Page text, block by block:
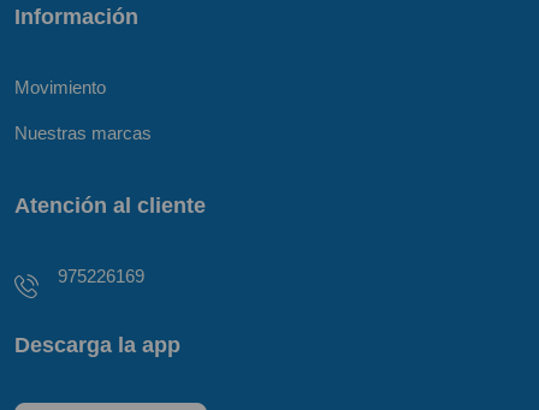
Información
Movimiento
Nuestras marcas
Atención al cliente
975226169
Descarga la app